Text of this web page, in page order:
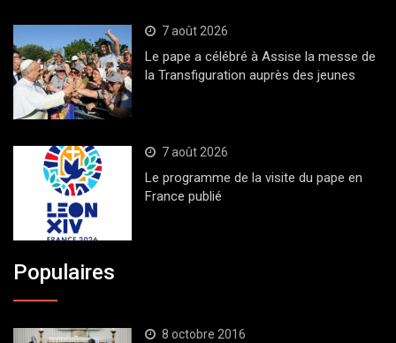
7 août 2026
Le pape a célébré à Assise la messe de
la Transfiguration auprès des jeunes
7 août 2026
Le programme de la visite du pape en
France publié
Populaires
8 octobre 2016